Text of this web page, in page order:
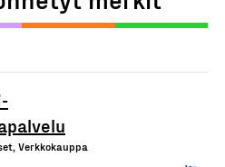
Verkkokauppa